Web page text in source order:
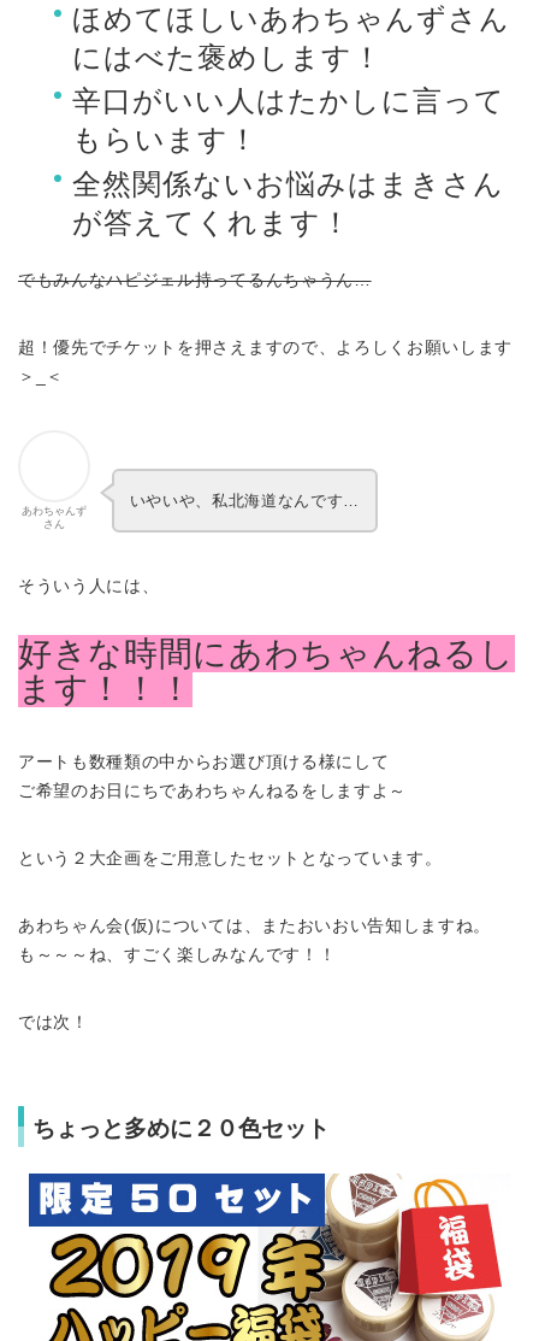
ほめてほしいあわちゃんずさん
にはべた褒めします！
辛口がいい人はたかしに言って
もらいます！
全然関係ないお悩みはまきさん
が答えてくれます！
でもみんなハピジェル持ってるんちゃうん…
超！優先でチケットを押さえますので、よろしくお願いします
＞_＜
あわちゃんず
さん
いやいや、私北海道なんです…
そういう人には、
好きな時間にあわちゃんねるし
ます！！！
アートも数種類の中からお選び頂ける様にして
ご希望のお日にちであわちゃんねるをしますよ～
という２大企画をご用意したセットとなっています。
あわちゃん会(仮)については、またおいおい告知しますね。
も～～～ね、すごく楽しみなんです！！
では次！
ちょっと多めに２０色セット